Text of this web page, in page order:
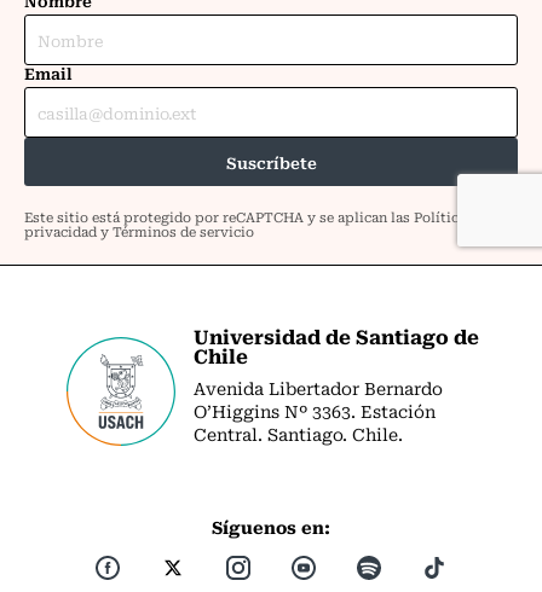
Universidad de Santiago de
Chile
Avenida Libertador Bernardo
O’Higgins Nº 3363. Estación
Central. Santiago. Chile.
Síguenos en: